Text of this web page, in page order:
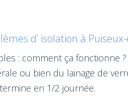
d’ isolation à
: comment ça
ou bien du lainage de
en 1/2 journée.